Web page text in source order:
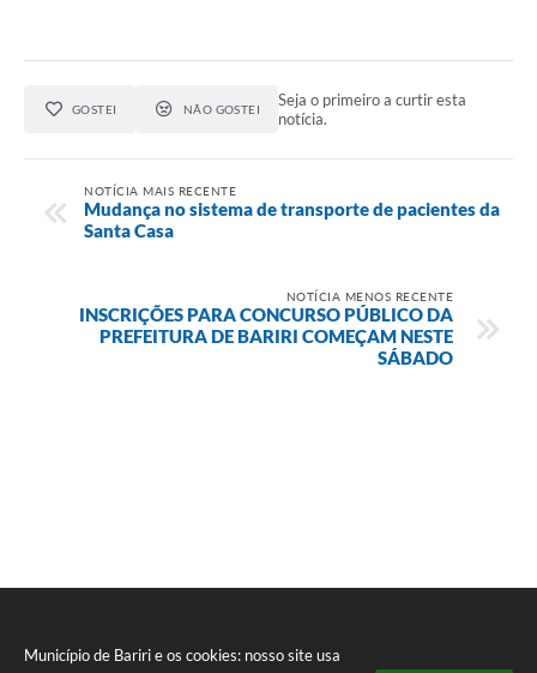
Município de Bariri e os cookies: nosso site usa
GOSTEI NÃO GOSTEI
Seja o primeiro a curtir esta
notícia.
NOTÍCIA MAIS RECENTE
Mudança no sistema de transporte de pacientes da
Santa Casa
NOTÍCIA MENOS RECENTE
INSCRIÇÕES PARA CONCURSO PÚBLICO DA
PREFEITURA DE BARIRI COMEÇAM NESTE
SÁBADO